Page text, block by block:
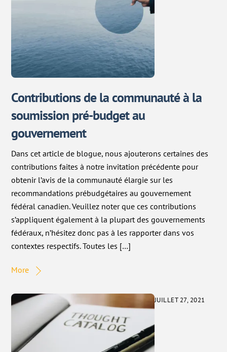
Contributions de la communauté à la
soumission pré-budget au
gouvernement
Dans cet article de blogue, nous ajouterons certaines des
contributions faites à notre invitation précédente pour
obtenir l’avis de la communauté élargie sur les
recommandations prébudgétaires au gouvernement
fédéral canadien. Veuillez noter que ces contributions
s’appliquent également à la plupart des gouvernements
fédéraux, n’hésitez donc pas à les rapporter dans vos
contextes respectifs. Toutes les […]
More
JUILLET 27, 2021